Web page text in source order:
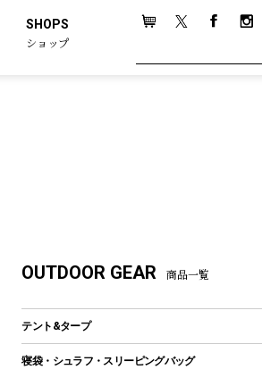
SHOPS
ショップ
OUTDOOR GEAR 商品一覧
テント&タープ
テント
寝袋・シュラフ・スリーピングバッグ